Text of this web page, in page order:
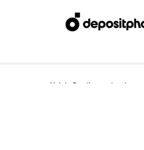
Valais Family, un site du